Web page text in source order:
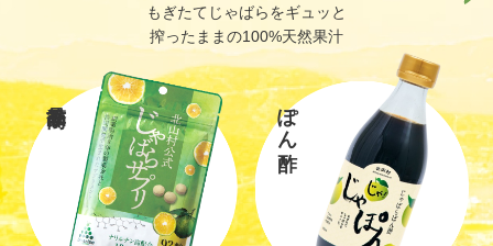
もぎたてじゃばらをギュッと
搾ったままの100%天然果汁
ぽん酢